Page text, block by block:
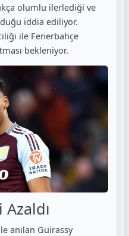
olumlu ilerlediği ve
iddia ediliyor.
ile Fenerbahçe
bekleniyor.
anılan Guirassy